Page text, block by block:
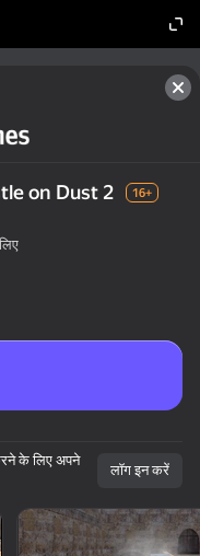
on Dust 2 16+
के लिए अपने
लॉग इन करें